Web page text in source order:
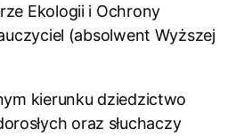
Ekologii i Ochrony
(absolwent Wyższej
kierunku dziedzictwo
oraz słuchaczy